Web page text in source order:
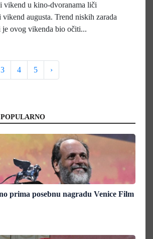
vikend u kino-dvoranama liči
vikend augusta. Trend niskih zarada
je ovog vikenda bio očiti...
3 4 5 ›
POPULARNO
prima posebnu nagradu Venice Film